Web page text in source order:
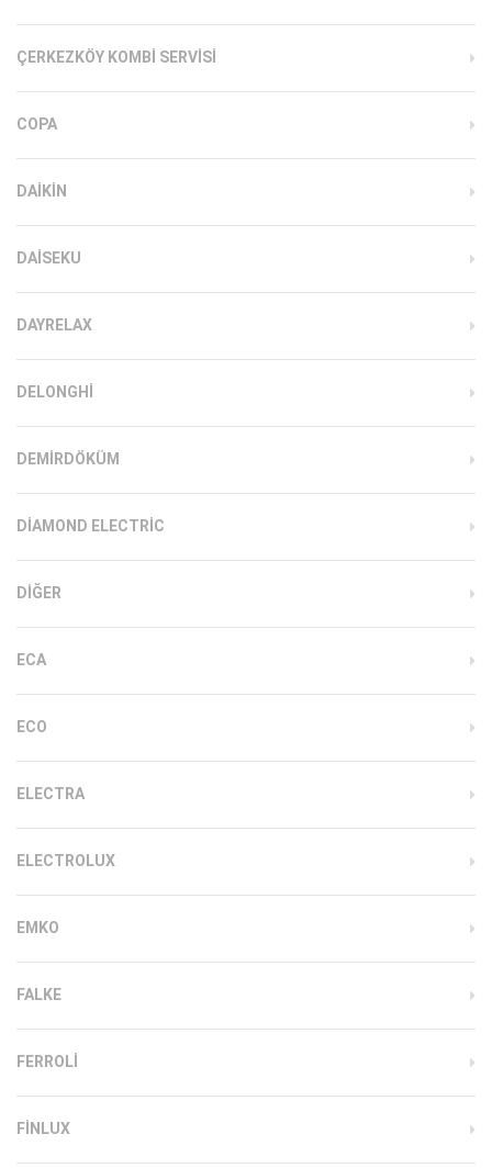
ÇERKEZKÖY KOMBI SERVISI
COPA
DAIKIN
DAISEKU
DAYRELAX
DELONGHI
DEMIRDÖKÜM
DIAMOND ELECTRIC
DIĞER
ECA
ECO
ELECTRA
ELECTROLUX
EMKO
FALKE
FERROLI
FINLUX